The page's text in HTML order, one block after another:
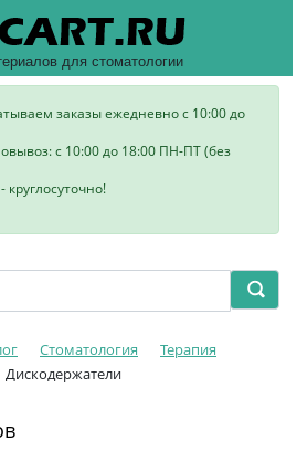
для стоматологии
заказы ежедневно с 10:00 до
с 10:00 до 18:00 ПН-ПТ (без
Стоматология
Терапия
Дискодержатели